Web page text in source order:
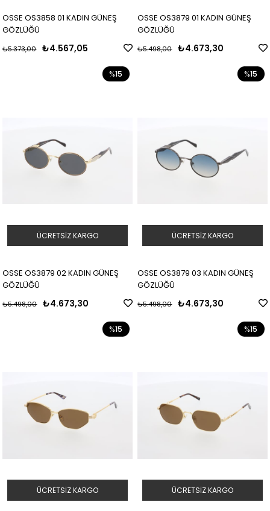
OSSE OS3858 01 KADIN GÜNEŞ
GÖZLÜĞÜ
₺4.567,05
₺5.373,00
OSSE OS3879 01 KADIN GÜNEŞ
GÖZLÜĞÜ
₺4.673,30
₺5.498,00
OSSE OS3879 02 KADIN GÜNEŞ
GÖZLÜĞÜ
₺4.673,30
₺5.498,00
%15
ÜCRETSIZ KARGO
OSSE OS3879 03 KADIN GÜNEŞ
GÖZLÜĞÜ
₺4.673,30
₺5.498,00
%15
ÜCRETSIZ KARGO
%15
ÜCRETSIZ KARGO
%15
ÜCRETSIZ KARGO